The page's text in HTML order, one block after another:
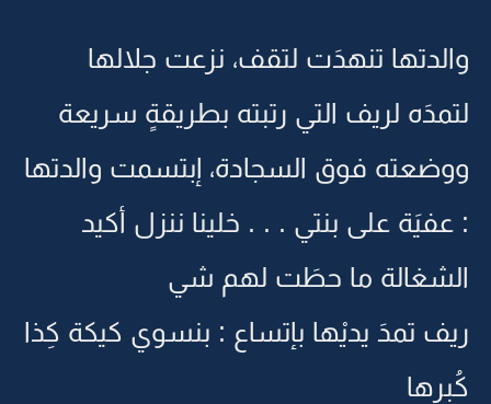
والدتها تنهدَت لتقف، نزعت جلالها
لتمدَه لريف التي رتبته بطريقةٍ سريعة
ووضعته فوق السجادة، إبتسمت والدتها
: عفيَة على بنتي . . . خلينا ننزل أكيد
الشغالة ما حطَت لهم شي
ريف تمدَ يديْها بإتساع : بنسوي كيكة كِذا
كُبرها